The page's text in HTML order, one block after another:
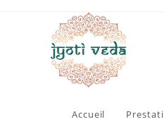
Accueil